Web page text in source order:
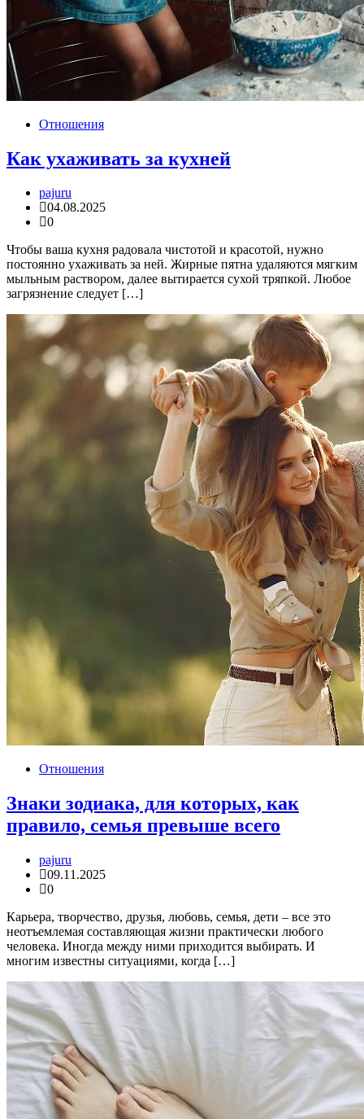
Отношения
Как ухаживать за кухней
pajuru
04.08.2025
0
Чтобы ваша кухня радовала чистотой и красотой, нужно
постоянно ухаживать за ней. Жирные пятна удаляются мягким
мыльным раствором, далее вытирается сухой тряпкой. Любое
загрязнение следует […]
Отношения
Знаки зодиака, для которых, как
правило, семья превыше всего
pajuru
09.11.2025
0
Карьера, творчество, друзья, любовь, семья, дети – все это
неотъемлемая составляющая жизни практически любого
человека. Иногда между ними приходится выбирать. И
многим известны ситуациями, когда […]